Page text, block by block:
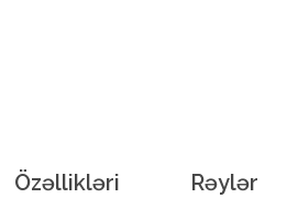
Özəllikləri Rəylər